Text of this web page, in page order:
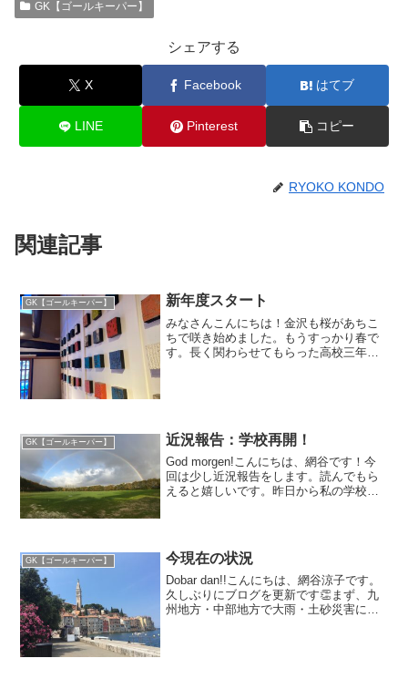
GK【ゴールキーパー】
シェアする
X Facebook はてブ
LINE Pinterest コピー
RYOKO KONDO
関連記事
GK【ゴールキーパー】 新年度スタート
みなさんこんにちは！金沢も桜があちこ
ちで咲き始めました。もうすっかり春で
す。長く関わらせてもらった高校三年生
GK【ゴールキーパー】 近況報告：学校再開！
God morgen!こんにちは、網谷です！今
回は少し近況報告をします。読んでもら
えると嬉しいです。昨日から私の学校が
月20日...
GK【ゴールキーパー】 今現在の状況
Dobar dan!!こんにちは、網谷涼子です。
久しぶりにブログを更新です👏まず、九
州地方・中部地方で大雨・土砂災害に見